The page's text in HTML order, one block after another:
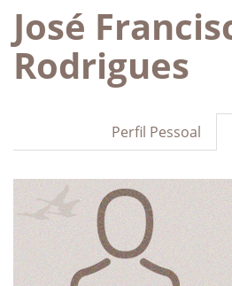
José
Rodrigues
Perfil Pessoal